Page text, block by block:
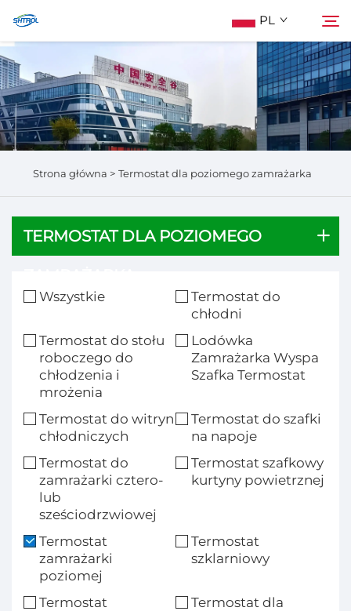
PL
O Nas
Produkty
Szukaj
Strona główna > Termostat dla poziomego zamrażarka
TERMOSTAT DLA POZIOMEGO
Wszystkie
Termostat do
chłodni
Termostat do stołu
roboczego do
chłodzenia i
mrożenia
Lodówka
Zamrażarka Wyspa
Szafka Termostat
Termostat do witryn
chłodniczych
Termostat do szafki
na napoje
Termostat do
zamrażarki cztero-
lub
sześciodrzwiowej
Termostat szafkowy
kurtyny powietrznej
Termostat
zamrażarki
poziomej
Termostat
szklarniowy
Termostat
Termostat dla